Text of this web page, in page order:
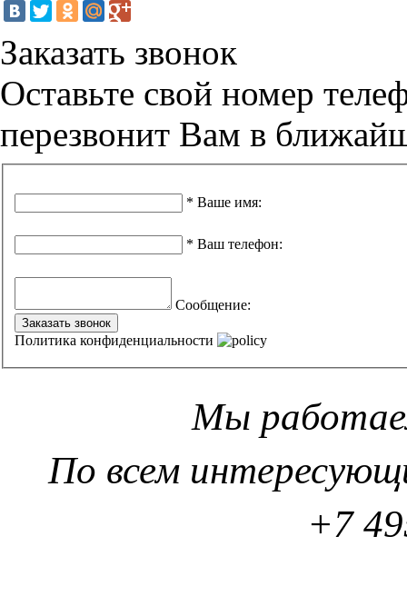
Заказать звонок
Оставьте свой номер
перезвонит Вам в
* Ваше имя:
* Ваш телефон:
Сообщение:
Заказать звонок
Политика конфиденциальности
Мы
По всем
+7